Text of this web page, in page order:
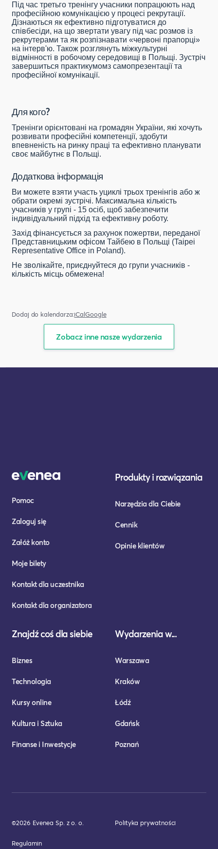
Під час третьго тренінгу учасники попрацюють над
професійною комунікацією у процесі рекрутації.
Дізнаються як ефективно підготуватися до
співбесіди, на що звертати увагу під час розмов із
рекрутерами та як розпізнавати «червоні прапорці»
на інтерв'ю. Також розглянуть міжкультурні
відмінності в робочому середовищі в Польщі. Зустріч
завершиться практикумомз самопрезентації та
професійної комунікації.
Для кого?
Тренінги орієнтовані на громадян України, які хочуть
розвивати професійні компетенції, здобути
впевненість на ринку праці та ефективно планувати
своє майбутнє в Польщі.
Додаткова інформація
Ви можете взяти участь уциклі трьох тренінгів або ж
обрати окремі зустрічі. Максимальна кількість
учасників у групі - 15 осіб, щоб забезпечити
індивідуальний підхід та ефективну роботу.
Захід фінансується за рахунок пожертви, переданої
Представницьким офісом Тайбею в Польщі (Taipei
Representative Office in Poland).
Не зволікайте, приєднуйтеся до групи учасників -
кількість місць обмежена!
Dodaj do kalendarza:iCalGoogle
Zobacz inne nasze wydarzenia
Pomoc
Zaloguj się
Załóż konto
Moje bilety
Kontakt dla uczestnika
Kontakt dla organizatora
Produkty i rozwiązania
Narzędzia dla Ciebie
Cennik
Opinie klientów
Znajdź coś dla siebie
Biznes
Technologia
Kursy online
Kultura i Sztuka
Finanse i Inwestycje
Wydarzenia w...
Warszawa
Kraków
Łódź
Gdańsk
Poznań
©2026 Evenea Sp. z o. o. Polityka prywatności
Regulamin